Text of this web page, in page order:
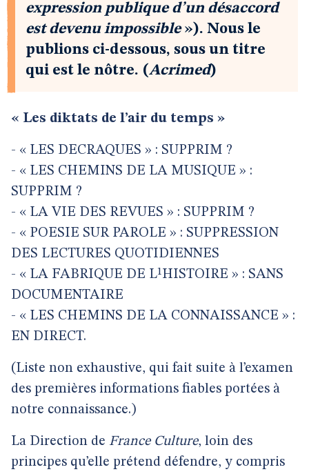
expression publique d’un désaccord
est devenu impossible»). Nous le
publions ci-dessous, sous un titre
qui est le nôtre. (Acrimed)
« Les diktats de l’air du temps »
- « LES DECRAQUES » : SUPPRIM ?
- « LES CHEMINS DE LA MUSIQUE » :
SUPPRIM ?
- « LA VIE DES REVUES » : SUPPRIM ?
- « POESIE SUR PAROLE » : SUPPRESSION
DES LECTURES QUOTIDIENNES
- « LA FABRIQUE DE L¹HISTOIRE » : SANS
DOCUMENTAIRE
- « LES CHEMINS DE LA CONNAISSANCE » :
EN DIRECT.
(Liste non exhaustive, qui fait suite à l’examen
des premières informations fiables portées à
notre connaissance.)
La Direction de France Culture, loin des
principes qu’elle prétend défendre, y compris